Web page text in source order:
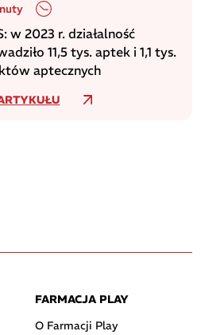
w 2023 r. działalność
11,5 tys. aptek i 1,1 tys.
aptecznych
FARMACJA PLAY
O Farmacji Play